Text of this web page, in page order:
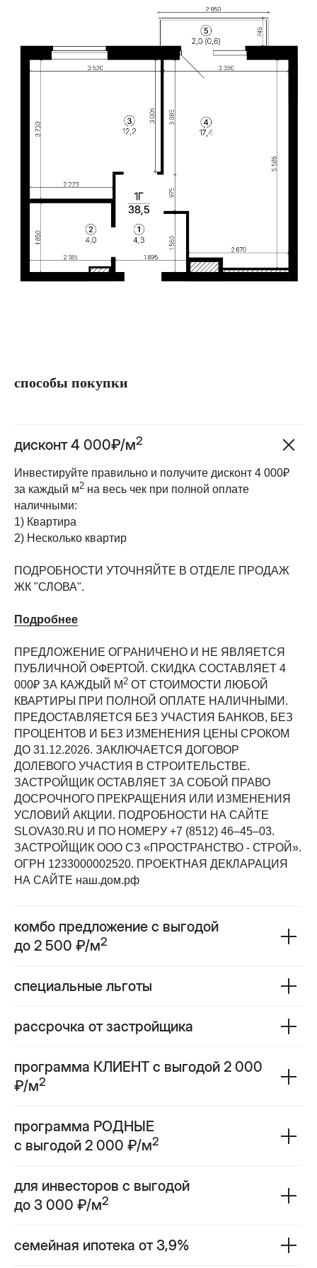
способы покупки
дисконт 4 000₽/м2
Инвестируйте правильно и получите дисконт 4 000₽
за каждый м2 на весь чек при полной оплате
наличными:
1) Квартира
2) Несколько квартир
ПОДРОБНОСТИ УТОЧНЯЙТЕ В ОТДЕЛЕ ПРОДАЖ
ЖК "СЛОВА".
Подробнее
ПРЕДЛОЖЕНИЕ ОГРАНИЧЕНО И НЕ ЯВЛЯЕТСЯ
ПУБЛИЧНОЙ ОФЕРТОЙ. СКИДКА СОСТАВЛЯЕТ 4
000₽ ЗА КАЖДЫЙ М 2 ОТ СТОИМОСТИ ЛЮБОЙ
КВАРТИРЫ ПРИ ПОЛНОЙ ОПЛАТЕ НАЛИЧНЫМИ.
ПРЕДОСТАВЛЯЕТСЯ БЕЗ УЧАСТИЯ БАНКОВ, БЕЗ
ПРОЦЕНТОВ И БЕЗ ИЗМЕНЕНИЯ ЦЕНЫ СРОКОМ
ДО 31.12.2026. ЗАКЛЮЧАЕТСЯ ДОГОВОР
ДОЛЕВОГО УЧАСТИЯ В СТРОИТЕЛЬСТВЕ.
ЗАСТРОЙЩИК ОСТАВЛЯЕТ ЗА СОБОЙ ПРАВО
ДОСРОЧНОГО ПРЕКРАЩЕНИЯ ИЛИ ИЗМЕНЕНИЯ
УСЛОВИЙ АКЦИИ. ПОДРОБНОСТИ НА САЙТЕ
SLOVA30.RU И ПО НОМЕРУ +7 (8512) 46‒45‒03.
ЗАСТРОЙЩИК ООО СЗ «ПРОСТРАНСТВО - СТРОЙ».
ОГРН 1233000002520. ПРОЕКТНАЯ ДЕКЛАРАЦИЯ
НА САЙТЕ наш.дом.рф
комбо предложение с выгодой
до 2 500 ₽/м2
специальные льготы
рассрочка от застройщика
программа КЛИЕНТ с выгодой 2 000
₽/м2
программа РОДНЫЕ
с выгодой 2 000 ₽/м2
для инвесторов с выгодой
до 3 000 ₽/м2
семейная ипотека от 3,9%